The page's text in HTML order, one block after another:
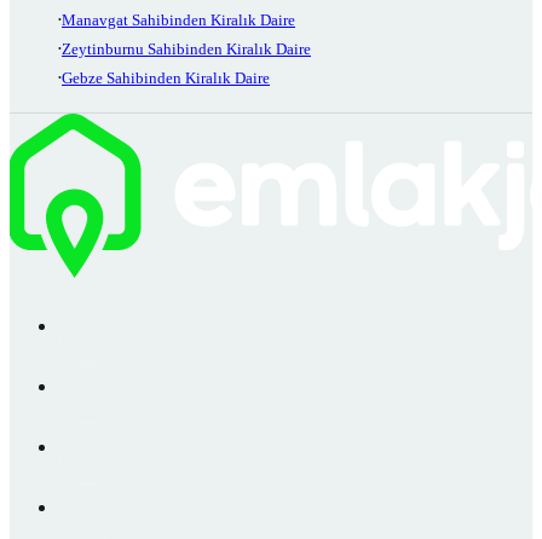
Manavgat Sahibinden Kiralık Daire
Zeytinburnu Sahibinden Kiralık Daire
Gebze Sahibinden Kiralık Daire